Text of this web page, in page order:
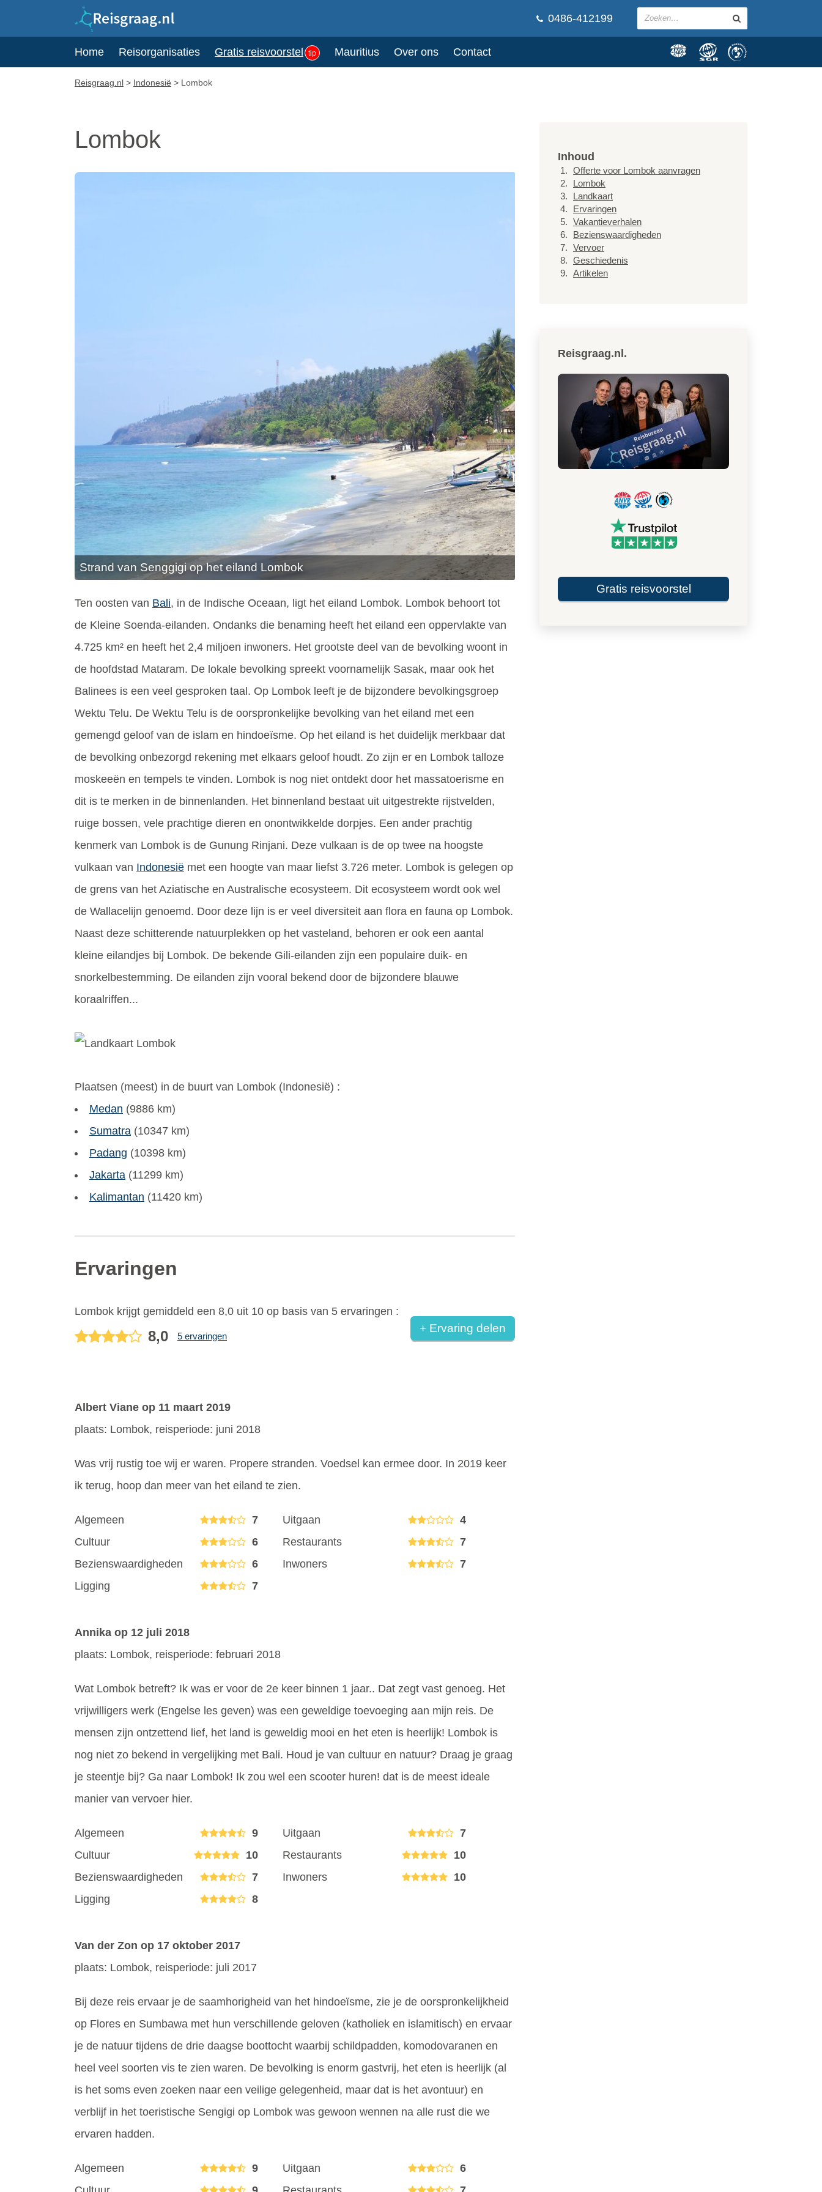
0486-412199
Home Reisorganisaties Gratis reisvoorstel tip Mauritius Over ons Contact
Reisgraag.nl > Indonesië > Lombok
Lombok
Strand van Senggigi op het eiland Lombok
Ten oosten van Bali, in de Indische Oceaan, ligt het eiland Lombok. Lombok behoort tot
de Kleine Soenda-eilanden. Ondanks die benaming heeft het eiland een oppervlakte van
4.725 km² en heeft het 2,4 miljoen inwoners. Het grootste deel van de bevolking woont in
de hoofdstad Mataram. De lokale bevolking spreekt voornamelijk Sasak, maar ook het
Balinees is een veel gesproken taal. Op Lombok leeft je de bijzondere bevolkingsgroep
Wektu Telu. De Wektu Telu is de oorspronkelijke bevolking van het eiland met een
gemengd geloof van de islam en hindoeïsme. Op het eiland is het duidelijk merkbaar dat
de bevolking onbezorgd rekening met elkaars geloof houdt. Zo zijn er en Lombok talloze
moskeeën en tempels te vinden. Lombok is nog niet ontdekt door het massatoerisme en
dit is te merken in de binnenlanden. Het binnenland bestaat uit uitgestrekte rijstvelden,
ruige bossen, vele prachtige dieren en onontwikkelde dorpjes. Een ander prachtig
kenmerk van Lombok is de Gunung Rinjani. Deze vulkaan is de op twee na hoogste
vulkaan van Indonesië met een hoogte van maar liefst 3.726 meter. Lombok is gelegen op
de grens van het Aziatische en Australische ecosysteem. Dit ecosysteem wordt ook wel
de Wallacelijn genoemd. Door deze lijn is er veel diversiteit aan flora en fauna op Lombok.
Naast deze schitterende natuurplekken op het vasteland, behoren er ook een aantal
kleine eilandjes bij Lombok. De bekende Gili-eilanden zijn een populaire duik- en
snorkelbestemming. De eilanden zijn vooral bekend door de bijzondere blauwe
koraalriffen...
Plaatsen (meest) in de buurt van Lombok (Indonesië) :
Medan (9886 km)
Sumatra (10347 km)
Padang (10398 km)
Jakarta (11299 km)
Kalimantan (11420 km)
Ervaringen
Lombok krijgt gemiddeld een 8,0 uit 10 op basis van 5 ervaringen :
8,0 5 ervaringen
+ Ervaring delen
Albert Viane op 11 maart 2019
plaats: Lombok, reisperiode: juni 2018
Was vrij rustig toe wij er waren. Propere stranden. Voedsel kan ermee door. In 2019 keer
ik terug, hoop dan meer van het eiland te zien.
Algemeen 7 Uitgaan
4
Cultuur
6 Restaurants
7
Bezienswaardigheden
6 Inwoners
7
Ligging
7
Annika op 12 juli 2018
plaats: Lombok, reisperiode: februari 2018
Wat Lombok betreft? Ik was er voor de 2e keer binnen 1 jaar.. Dat zegt vast genoeg. Het
vrijwilligers werk (Engelse les geven) was een geweldige toevoeging aan mijn reis. De
mensen zijn ontzettend lief, het land is geweldig mooi en het eten is heerlijk! Lombok is
nog niet zo bekend in vergelijking met Bali. Houd je van cultuur en natuur? Draag je graag
je steentje bij? Ga naar Lombok! Ik zou wel een scooter huren! dat is de meest ideale
manier van vervoer hier.
Algemeen 9 Uitgaan
7
Cultuur
10 Restaurants
10
Bezienswaardigheden
7 Inwoners
10
Ligging
8
Van der Zon op 17 oktober 2017
plaats: Lombok, reisperiode: juli 2017
Bij deze reis ervaar je de saamhorigheid van het hindoeïsme, zie je de oorspronkelijkheid
op Flores en Sumbawa met hun verschillende geloven (katholiek en islamitisch) en ervaar
je de natuur tijdens de drie daagse boottocht waarbij schildpadden, komodovaranen en
heel veel soorten vis te zien waren. De bevolking is enorm gastvrij, het eten is heerlijk (al
is het soms even zoeken naar een veilige gelegenheid, maar dat is het avontuur) en
verblijf in het toeristische Sengigi op Lombok was gewoon wennen na alle rust die we
ervaren hadden.
Algemeen 9 Uitgaan
6
Inhoud
Offerte voor Lombok aanvragen
Lombok
Landkaart
Ervaringen
Vakantieverhalen
Bezienswaardigheden
Vervoer
Geschiedenis
Artikelen
Reisgraag.nl.
Gratis reisvoorstel